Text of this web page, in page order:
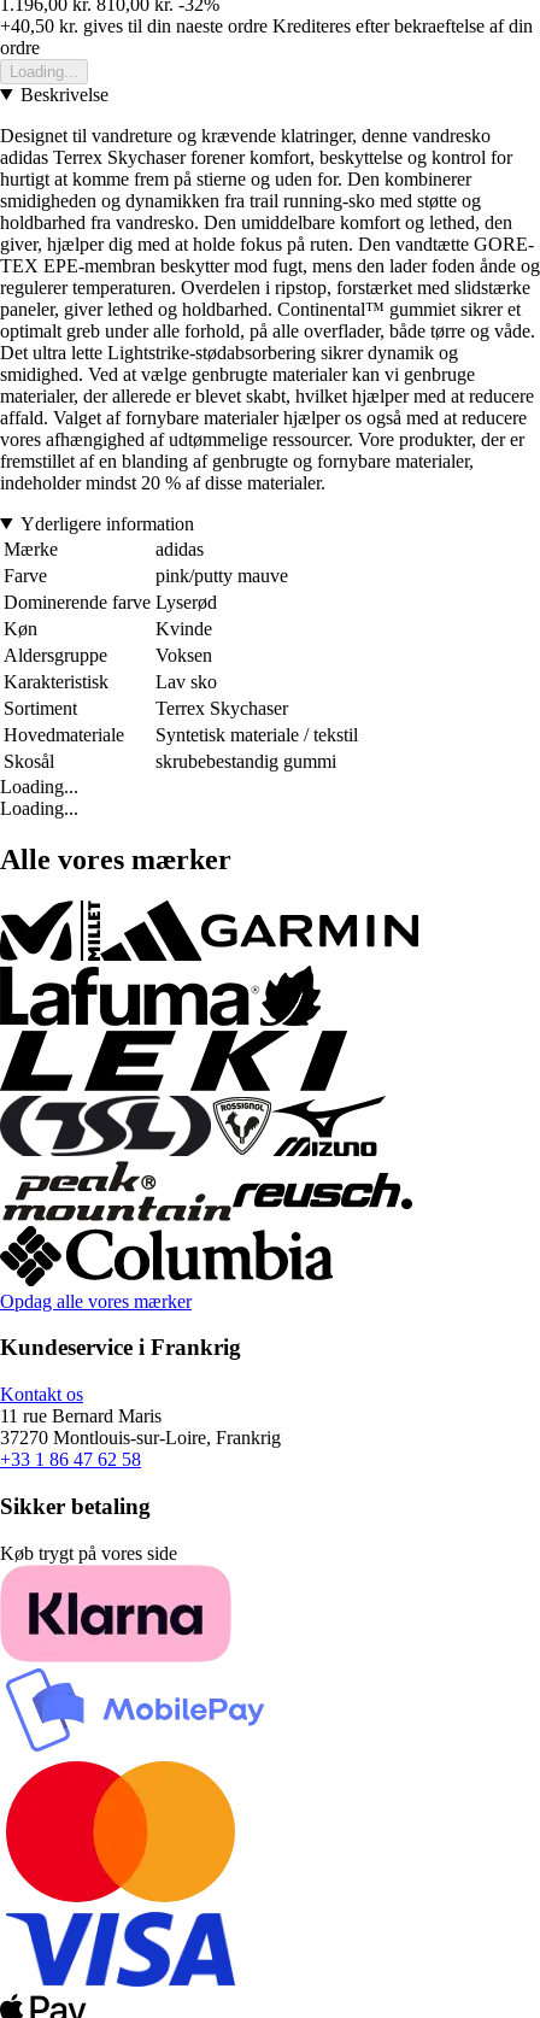
+40,50 kr. gives til din naeste ordre Krediteres efter bekraeftelse af din
ordre
Loading...
Beskrivelse
Designet til vandreture og krævende klatringer, denne vandresko
adidas Terrex Skychaser forener komfort, beskyttelse og kontrol for
hurtigt at komme frem på stierne og uden for. Den kombinerer
smidigheden og dynamikken fra trail running-sko med støtte og
holdbarhed fra vandresko. Den umiddelbare komfort og lethed, den
giver, hjælper dig med at holde fokus på ruten. Den vandtætte GORE-
TEX EPE-membran beskytter mod fugt, mens den lader foden ånde og
regulerer temperaturen. Overdelen i ripstop, forstærket med slidstærke
paneler, giver lethed og holdbarhed. Continental™ gummiet sikrer et
optimalt greb under alle forhold, på alle overflader, både tørre og våde.
Det ultra lette Lightstrike-stødabsorbering sikrer dynamik og
smidighed. Ved at vælge genbrugte materialer kan vi genbruge
materialer, der allerede er blevet skabt, hvilket hjælper med at reducere
affald. Valget af fornybare materialer hjælper os også med at reducere
vores afhængighed af udtømmelige ressourcer. Vore produkter, der er
fremstillet af en blanding af genbrugte og fornybare materialer,
indeholder mindst 20 % af disse materialer.
Yderligere information
Mærke
adidas
Farve
pink/putty mauve
Dominerende farve Lyserød
Køn
Kvinde
Aldersgruppe
Voksen
Karakteristisk
Lav sko
Sortiment
Terrex Skychaser
Hovedmateriale
Syntetisk materiale / tekstil
Skosål
skrubebestandig gummi
Loading...
Loading...
Alle vores mærker
Opdag alle vores mærker
Kundeservice i Frankrig
Kontakt os
11 rue Bernard Maris
37270 Montlouis-sur-Loire, Frankrig
+33 1 86 47 62 58
Sikker betaling
Køb trygt på vores side